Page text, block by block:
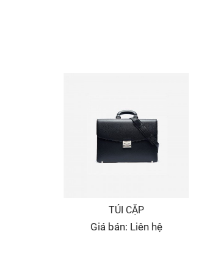
TÚI CẶP
Giá bán: Liên hệ